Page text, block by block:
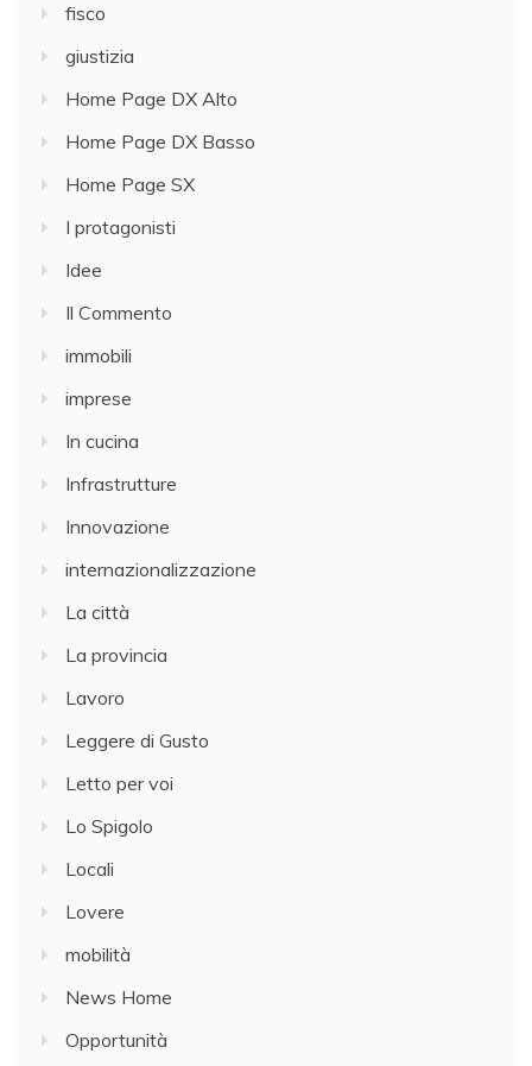
fisco
giustizia
Home Page DX Alto
Home Page DX Basso
Home Page SX
I protagonisti
Idee
Il Commento
immobili
imprese
In cucina
Infrastrutture
Innovazione
internazionalizzazione
La città
La provincia
Lavoro
Leggere di Gusto
Letto per voi
Lo Spigolo
Locali
Lovere
mobilità
News Home
Opportunità